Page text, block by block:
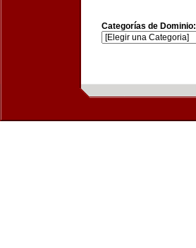
Categorías de Dominio: